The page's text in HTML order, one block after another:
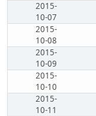
2015-
10-07
2015-
10-08
2015-
10-09
2015-
10-10
2015-
10-11